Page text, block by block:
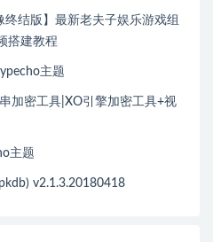
结版】最新老夫子娱乐游戏组
搭建教程
主题
加密工具|XO引擎加密工具+视
主题
v2.1.3.20180418